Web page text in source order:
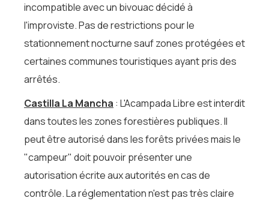
incompatible avec un bivouac décidé à
l'improviste. Pas de restrictions pour le
stationnement nocturne sauf zones protégées et
certaines communes touristiques ayant pris des
arrêtés.
Castilla La Mancha : L'Acampada Libre est interdit
dans toutes les zones forestières publiques. Il
peut être autorisé dans les forêts privées mais le
"campeur" doit pouvoir présenter une
autorisation écrite aux autorités en cas de
contrôle. La réglementation n'est pas très claire